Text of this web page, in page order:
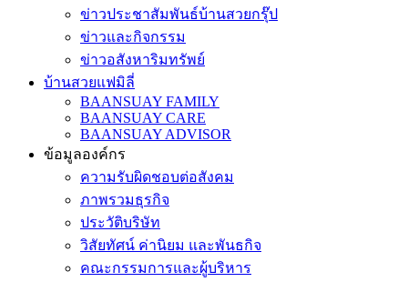
ข่าวประชาสัมพันธ์บ้านสวยกรุ๊ป
ข่าวและกิจกรรม
ข่าวอสังหาริมทรัพย์
บ้านสวยแฟมิลี่
BAANSUAY FAMILY
BAANSUAY CARE
BAANSUAY ADVISOR
ข้อมูลองค์กร
ความรับผิดชอบต่อสังคม
ภาพรวมธุรกิจ
ประวัติบริษัท
วิสัยทัศน์ ค่านิยม และพันธกิจ
คณะกรรมการและผู้บริหาร